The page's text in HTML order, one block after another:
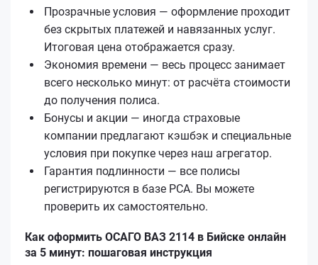
Прозрачные условия — оформление проходит
без скрытых платежей и навязанных услуг.
Итоговая цена отображается сразу.
Экономия времени — весь процесс занимает
всего несколько минут: от расчёта стоимости
до получения полиса.
Бонусы и акции — иногда страховые
компании предлагают кэшбэк и специальные
условия при покупке через наш агрегатор.
Гарантия подлинности — все полисы
регистрируются в базе РСА. Вы можете
проверить их самостоятельно.
Как оформить ОСАГО ВАЗ 2114 в Бийске онлайн
за 5 минут: пошаговая инструкция